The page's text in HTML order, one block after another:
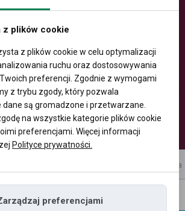
reklama
wiadomość
z plików cookie
z plików cookie w celu optymalizacji
ruchu oraz dostosowywania
preferencji. Zgodnie z wymogami
z trybu zgody, który pozwala
dane są gromadzone i przetwarzane.
na wszystkie kategorie plików cookie
preferencjami. Więcej informacji
Polityce prywatności.
preferencjami